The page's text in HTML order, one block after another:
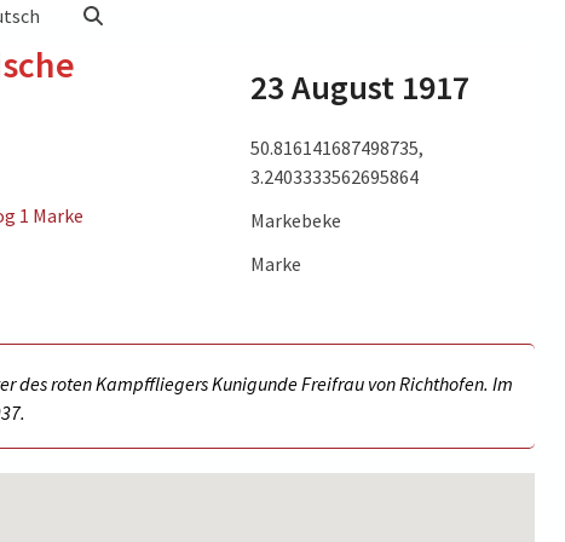
Krefft,
1937.)
1 Marke
23 August 1917
50.816141687498735,
3.2403333562695864
Markebeke
Marke
des roten Kampffliegers Kunigunde Freifrau von Richthofen. Im